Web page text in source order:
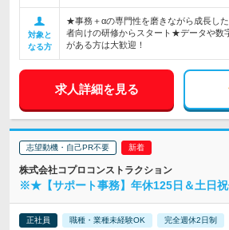
対象と
なる方
★事務＋αの専門性を磨きながら成長し
者向けの研修からスタート★データや数
がある方は大歓迎！
求人詳細を見る
志望動機・自己PR不要
株式会社コプロコンストラクション
※★【サポート事務】年休125日＆土日
正社員 職種・業種未経験OK 完全週休2日制